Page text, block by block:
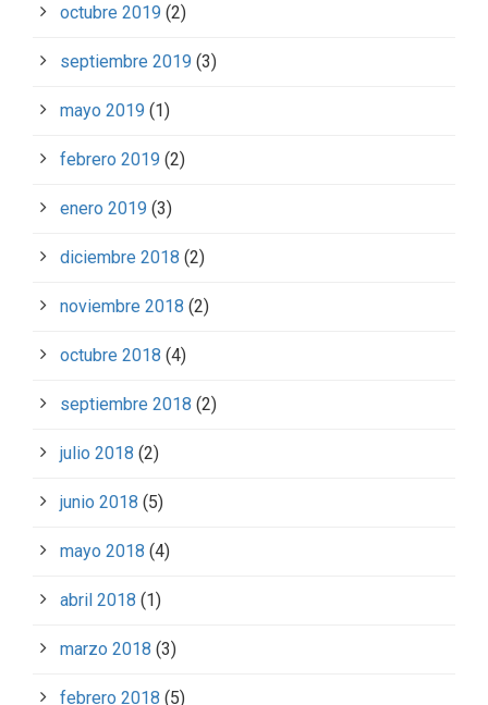
octubre 2019 (2)
septiembre 2019 (3)
mayo 2019 (1)
febrero 2019 (2)
enero 2019 (3)
diciembre 2018 (2)
noviembre 2018 (2)
octubre 2018 (4)
septiembre 2018 (2)
julio 2018 (2)
junio 2018 (5)
mayo 2018 (4)
abril 2018 (1)
marzo 2018 (3)
febrero 2018 (5)